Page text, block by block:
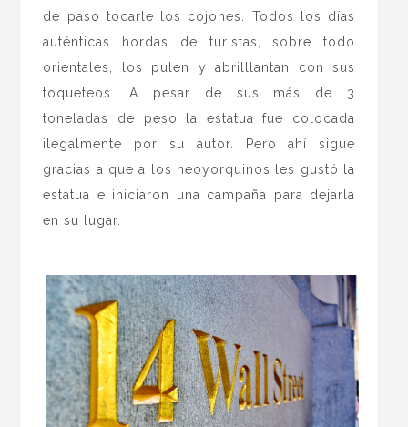
de paso tocarle los cojones. Todos los días
auténticas hordas de turistas, sobre todo
orientales, los pulen y abrilllantan con sus
toqueteos. A pesar de sus más de 3
toneladas de peso la estatua fue colocada
ilegalmente por su autor. Pero ahí sigue
gracias a que a los neoyorquinos les gustó la
estatua e iniciaron una campaña para dejarla
en su lugar.